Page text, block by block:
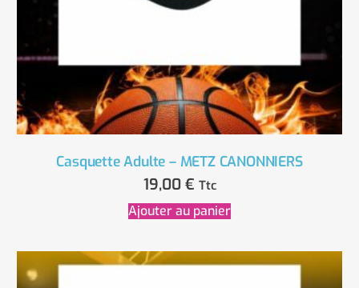
Casquette Adulte – METZ CANONNIERS
19,00 € Ttc
Ajouter au panier